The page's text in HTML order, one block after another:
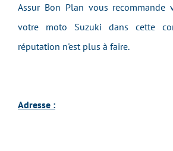
Assur Bon Plan vous recommande
votre moto Suzuki dans cette
réputation n'est plus à faire.
Adresse :